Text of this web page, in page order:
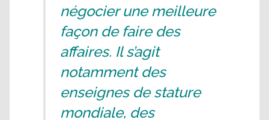
négocier une meilleure
façon de faire des
affaires. Il s’agit
notamment des
enseignes de stature
mondiale, des